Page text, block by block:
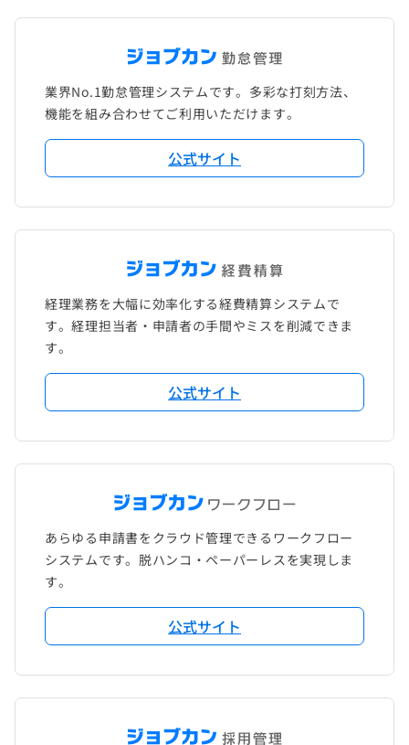
業界No.1勤怠管理システムです。多彩な打刻方法、
機能を組み合わせてご利用いただけます。
公式サイト
経理業務を大幅に効率化する経費精算システムで
す。経理担当者・申請者の手間やミスを削減できま
す。
公式サイト
あらゆる申請書をクラウド管理できるワークフロー
システムです。脱ハンコ・ペーパーレスを実現しま
す。
公式サイト